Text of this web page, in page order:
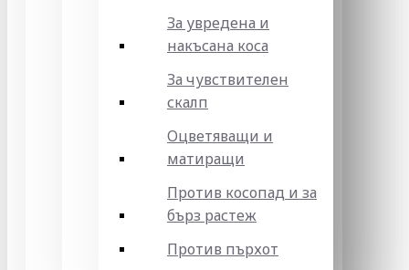
За увредена и
накъсана коса
За чувствителен
скалп
Оцветяващи и
матиращи
Против косопад и за
бърз растеж
Против пърхот